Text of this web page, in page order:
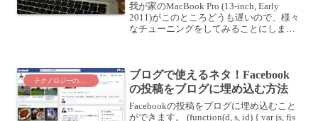
我が家のMacBook Pro (13-inch, Early
2011)がこのところどうも遅いので、様々
なチューニングをしてみることにしまし
ブログで使えるネタ！Facebook
の投稿をブログに埋め込む方法
Facebookの投稿をブログに埋め込むこと
ができます。 (function(d, s, id) { var js, fjs